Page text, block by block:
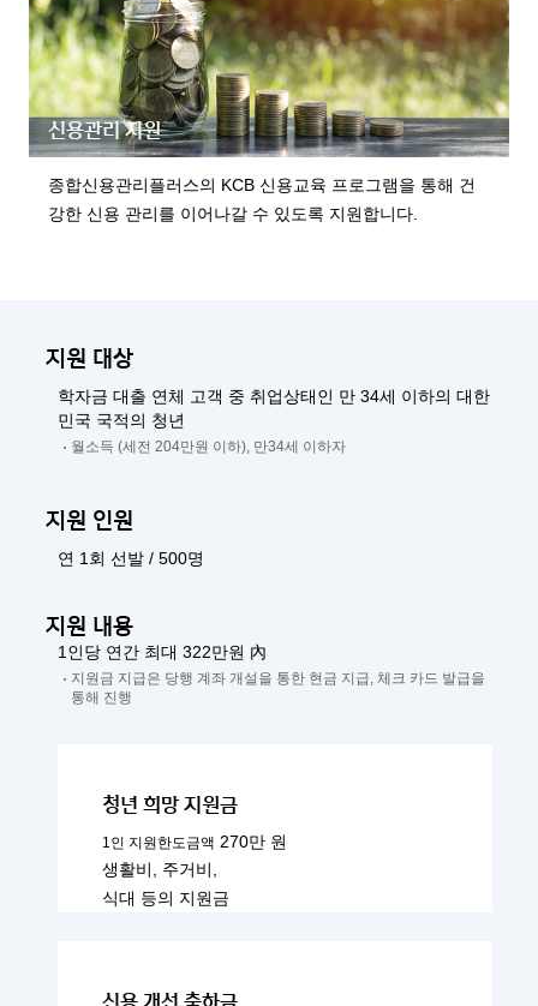
신용관리 지원
종합신용관리플러스의 KCB 신용교육 프로그램을 통해 건
강한 신용 관리를 이어나갈 수 있도록 지원합니다.
지원 대상
학자금 대출 연체 고객 중 취업상태인 만 34세 이하의 대한
민국 국적의 청년
월소득 (세전 204만원 이하), 만34세 이하자
지원 인원
연 1회 선발 / 500명
지원 내용
1인당 연간 최대 322만원 內
지원금 지급은 당행 계좌 개설을 통한 현금 지급, 체크 카드 발급을
통해 진행
청년 희망 지원금
1인 지원한도금액 270만 원
생활비, 주거비,
식대 등의 지원금
신용 개선 축하금